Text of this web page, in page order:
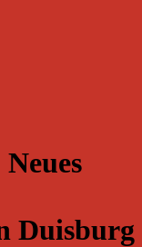
Duisburg